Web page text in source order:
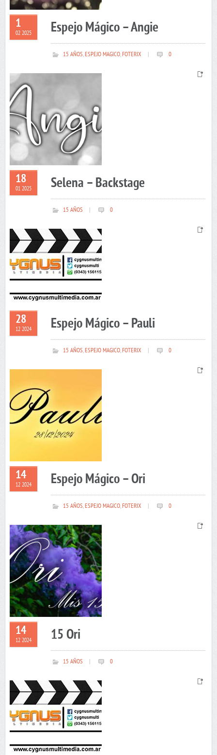
1
02 2025 Espejo Mágico – Angie
15 AÑOS,ESPEJO MAGICO,FOTERIX 0
18
01 2025 Selena – Backstage
15 AÑOS 0
28
12 2024 Espejo Mágico – Pauli
15 AÑOS,ESPEJO MAGICO,FOTERIX 0
14
12 2024 Espejo Mágico – Ori
15 AÑOS,ESPEJO MAGICO,FOTERIX 0
14
12 2024 15 Ori
15 AÑOS 0